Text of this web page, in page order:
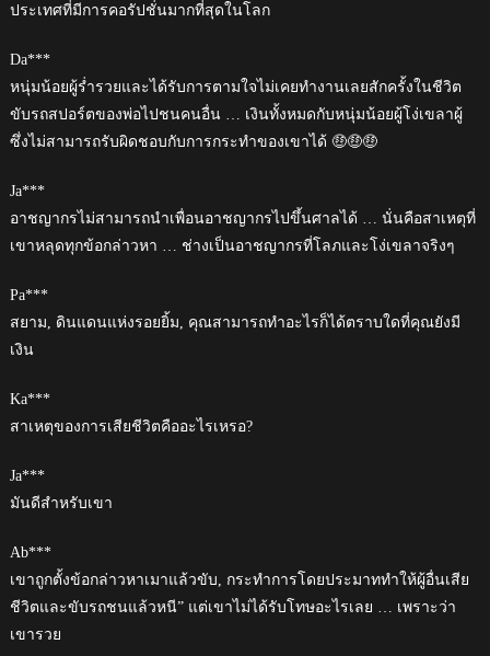
ประเทศที่มีการคอรัปชั่นมากที่สุดในโลก
Da***
หนุ่มน้อยผู้ร่ำรวยและได้รับการตามใจไม่เคยทำงานเลยสักครั้งในชีวิต
ขับรถสปอร์ตของพ่อไปชนคนอื่น … เงินทั้งหมดกับหนุ่มน้อยผู้โง่เขลาผู้
ซึ่งไม่สามารถรับผิดชอบกับการกระทำของเขาได้ 🤑🤑🤑
Ja***
อาชญากรไม่สามารถนำเพื่อนอาชญากรไปขึ้นศาลได้ … นั่นคือสาเหตุที่
เขาหลุดทุกข้อกล่าวหา … ช่างเป็นอาชญากรที่โลภและโง่เขลาจริงๆ
Pa***
สยาม, ดินแดนแห่งรอยยิ้ม, คุณสามารถทำอะไรก็ได้ตราบใดที่คุณยังมี
เงิน
Ka***
สาเหตุของการเสียชีวิตคืออะไรเหรอ?
Ja***
มันดีสำหรับเขา
Ab***
เขาถูกตั้งข้อกล่าวหาเมาแล้วขับ, กระทำการโดยประมาททำให้ผู้อื่นเสีย
ชีวิตและขับรถชนแล้วหนี” แต่เขาไม่ได้รับโทษอะไรเลย … เพราะว่า
เขารวย